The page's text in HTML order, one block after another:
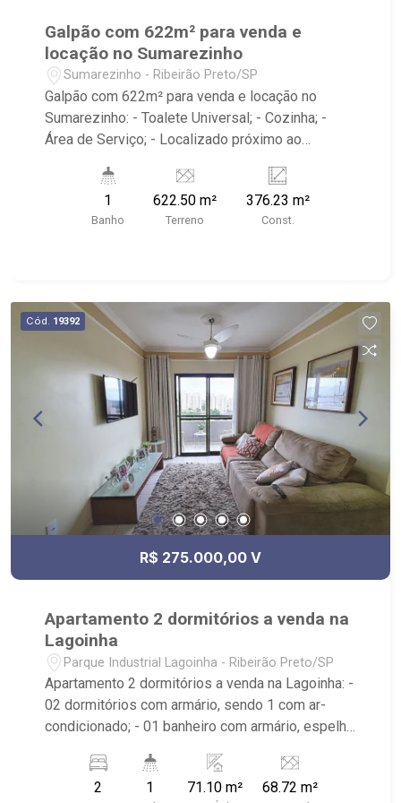
Galpão com 622m² para venda e
locação no Sumarezinho
Sumarezinho - Ribeirão Preto/SP
Galpão com 622m² para venda e locação no
Sumarezinho: - Toalete Universal; - Cozinha; -
Área de Serviço; - Localizado próximo ao
Mundo Animal e Praiô Sport.
1
Banho
622.50 m²
Terreno
376.23 m²
Const.
Cód. 19392
R$ 275.000,00 V
Apartamento 2 dormitórios a venda na
Lagoinha
Parque Industrial Lagoinha - Ribeirão Preto/SP
Apartamento 2 dormitórios a venda na Lagoinha: -
02 dormitórios com armário, sendo 1 com ar-
condicionado; - 01 banheiro com armário, espelho
ambientes; - Ventilador de teto no imóvel; -
Cozinha planejada; - Área de Serviço planejada; -
2 1 71.10 m² 68.72 m²